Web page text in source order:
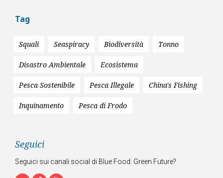
Tag
Squali Seaspiracy Biodiversità Tonno
Disastro Ambientale Ecosistema
Pesca Sostenibile Pesca Illegale China's Fishing
Inquinamento Pesca di Frodo
Seguici
Seguici sui canali social di Blue Food: Green Future?